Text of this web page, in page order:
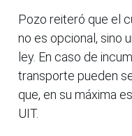
Pozo reiteró que el
no es opcional, sino
ley. En caso de
transporte pueden
que, en su máxima
UIT.